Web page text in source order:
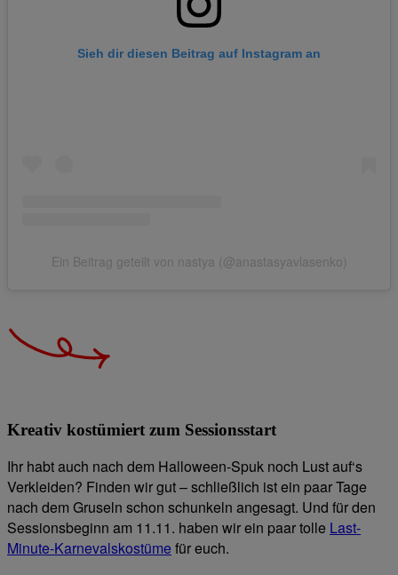
Sieh dir diesen Beitrag auf Instagram an
Ein Beitrag geteilt von nastya (@anastasyavlasenko)
Kreativ kostümiert zum Sessionsstart
Ihr habt auch nach dem Halloween-Spuk noch Lust auf‘s
Verkleiden? Finden wir gut – schließlich ist ein paar Tage
nach dem Gruseln schon schunkeln angesagt. Und für den
Sessionsbeginn am 11.11. haben wir ein paar tolle Last-
Minute-Karnevalskostüme für euch.